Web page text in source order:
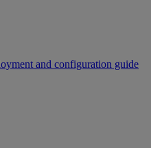
and configuration guide